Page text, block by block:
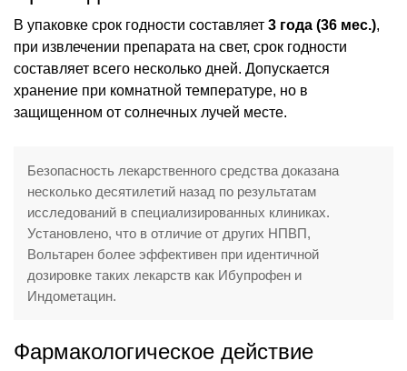
В упаковке срок годности составляет 3 года (36 мес.),
при извлечении препарата на свет, срок годности
составляет всего несколько дней. Допускается
хранение при комнатной температуре, но в
защищенном от солнечных лучей месте.
Безопасность лекарственного средства доказана
несколько десятилетий назад по результатам
исследований в специализированных клиниках.
Установлено, что в отличие от других НПВП,
Вольтарен более эффективен при идентичной
дозировке таких лекарств как Ибупрофен и
Индометацин.
Фармакологическое действие